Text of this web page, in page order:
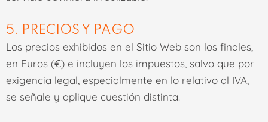
5. PRECIOS Y PAGO
Los precios exhibidos en el Sitio Web son los finales,
en Euros (€) e incluyen los impuestos, salvo que por
exigencia legal, especialmente en lo relativo al IVA,
se señale y aplique cuestión distinta.